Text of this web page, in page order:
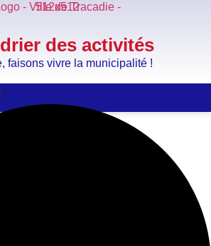
des activités
faisons vivre la municipalité !